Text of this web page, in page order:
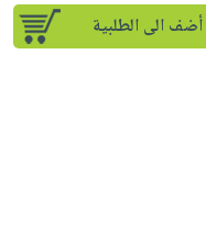
أضف الى الطلبية